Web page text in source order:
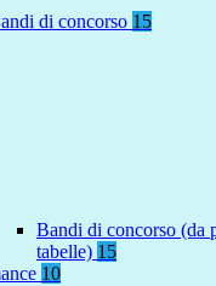
di concorso 15
Bandi di concorso (da
tabelle) 15
10